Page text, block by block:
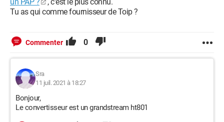
Tu as qui comme fournisseur de Toip ?
Commenter 0
Sra
11 juil. 2021 à 18:27
Bonjour,
Le convertisseur est un grandstream ht801